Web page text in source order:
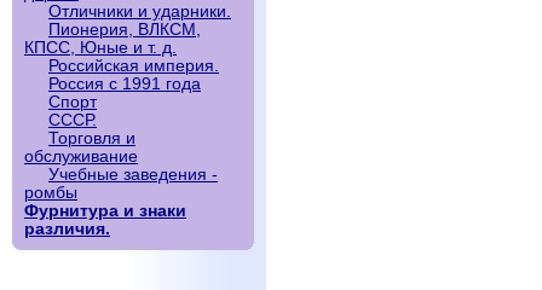
Отличники и ударники.
Пионерия, ВЛКСМ,
КПСС, Юные и т. д.
Российская империя.
Россия с 1991 года
Спорт
СССР.
Торговля и
обслуживание
Учебные заведения -
ромбы
Фурнитура и знаки
различия.